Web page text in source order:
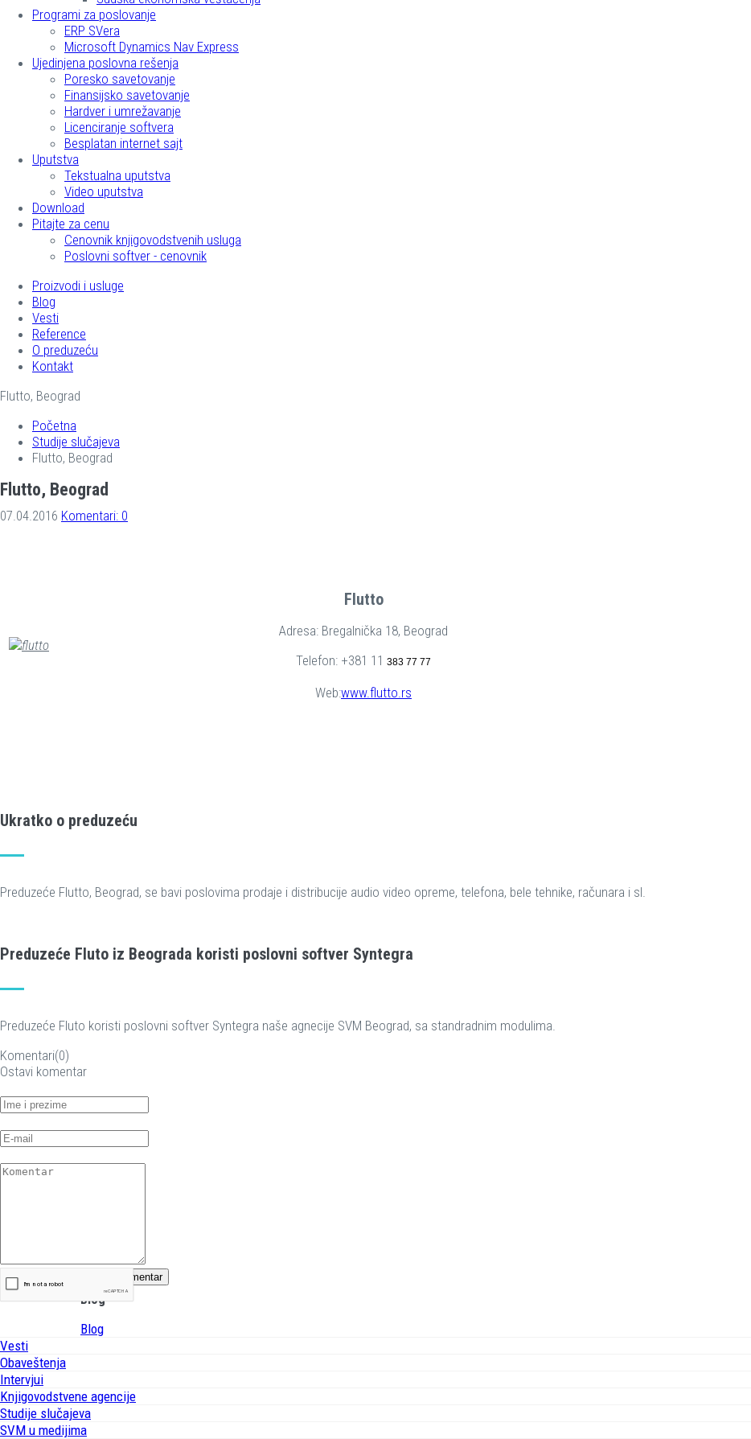
Programi za poslovanje
ERP SVera
Microsoft Dynamics Nav Express
Ujedinjena poslovna rešenja
Poresko savetovanje
Finansijsko savetovanje
Hardver i umrežavanje
Licenciranje softvera
Besplatan internet sajt
Uputstva
Tekstualna uputstva
Video uputstva
Download
Pitajte za cenu
Cenovnik knjigovodstvenih usluga
Poslovni softver - cenovnik
Proizvodi i usluge
Blog
Vesti
Reference
O preduzeću
Kontakt
Flutto, Beograd
Početna
Studije slučajeva
Flutto, Beograd
Flutto, Beograd
07.04.2016 Komentari: 0
Flutto
Adresa: Bregalnička 18, Beograd
Telefon: +381 11 383 77 77
Web:www.flutto.rs
Ukratko o preduzeću
Preduzeće Flutto, Beograd, se bavi poslovima prodaje i distribucije audio video opreme, telefona, bele tehnike, računara i sl.
Preduzeće Fluto iz Beograda koristi poslovni softver Syntegra
Preduzeće Fluto koristi poslovni softver Syntegra naše agnecije SVM Beograd, sa standradnim modulima.
Komentari(0)
Ostavi komentar
Blog
Blog
Vesti
Obaveštenja
Intervjui
Knjigovodstvene agencije
Studije slučajeva
SVM u medijima